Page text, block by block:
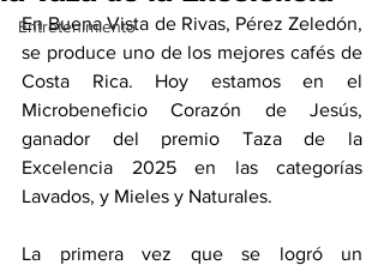
Entretenimiento
En Buena Vista de Rivas, Pérez Zeledón,
se produce uno de los mejores cafés de
Costa Rica. Hoy estamos en el
Microbeneficio Corazón de Jesús,
ganador del premio Taza de la
Excelencia 2025 en las categorías
Lavados, y Mieles y Naturales.
La primera vez que se logró un